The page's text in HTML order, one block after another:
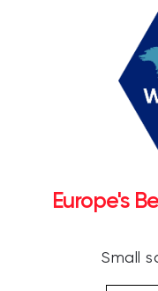
Europe's
Small